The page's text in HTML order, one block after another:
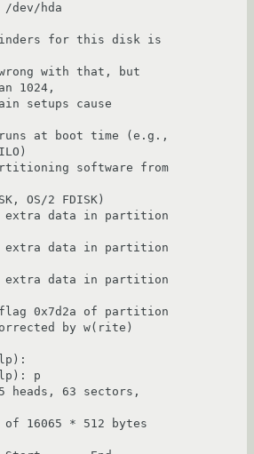
dev/hda
for this disk is
with that, but
1024,
setups cause
at boot time (e.g.,
software from
extra data in partition
extra data in partition
extra data in partition
0x7d2a of partition
by w(rite)
p
heads, 63 sectors,
16065 * 512 bytes